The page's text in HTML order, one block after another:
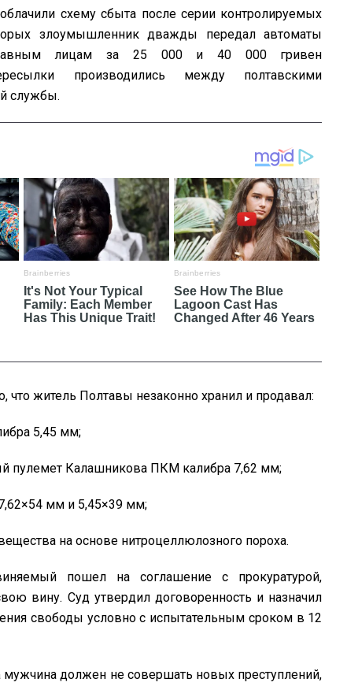
схему сбыта после серии контролируемых
злоумышленник дважды передал автоматы
лицам за 25 000 и 40 000 гривен
производились между полтавскими
службы.
что житель Полтавы незаконно хранил и продавал:
5,45 мм;
пулемет Калашникова ПКМ калибра 7,62 мм;
мм и 5,45×39 мм;
на основе нитроцеллюлозного пороха.
пошел на соглашение с прокуратурой,
вину. Суд утвердил договоренность и назначил
свободы условно с испытательным сроком в 12
мужчина должен не совершать новых преступлений,